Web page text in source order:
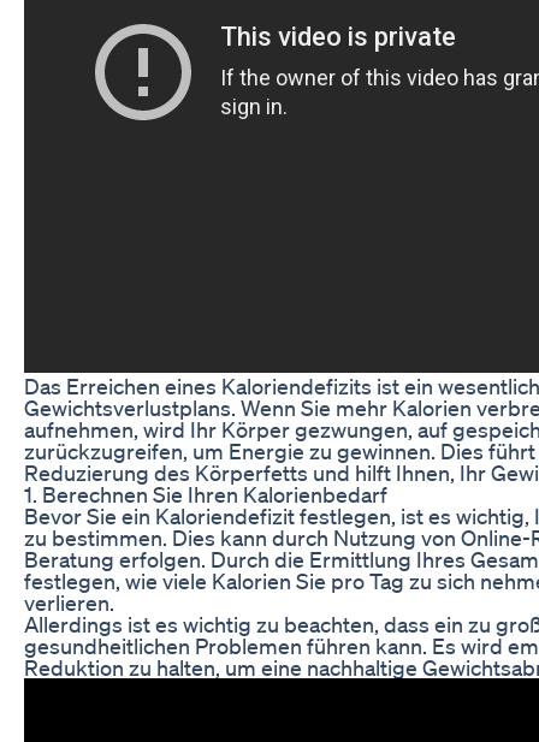
Das Erreichen eines Kaloriendefizits ist ein
Gewichtsverlustplans. Wenn Sie mehr Kalorien
aufnehmen, wird Ihr Körper gezwungen, auf
zurückzugreifen, um Energie zu gewinnen. Dies
Reduzierung des Körperfetts und hilft Ihnen, Ihr
1. Berechnen Sie Ihren Kalorienbedarf
Bevor Sie ein Kaloriendefizit festlegen, ist es
zu bestimmen. Dies kann durch Nutzung von
Beratung erfolgen. Durch die Ermittlung Ihres
festlegen, wie viele Kalorien Sie pro Tag zu sich
verlieren.
Allerdings ist es wichtig zu beachten, dass ein zu
gesundheitlichen Problemen führen kann. Es wird
Reduktion zu halten, um eine nachhaltige